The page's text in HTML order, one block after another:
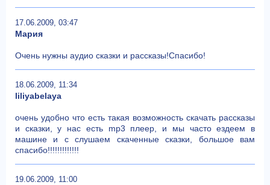
17.06.2009, 03:47
Мария
Очень нужны аудио сказки и рассказы!Спасибо!
18.06.2009, 11:34
liliyabelaya
очень удобно что есть такая возможность скачать рассказы
и сказки, у нас есть mp3 плеер, и мы часто ездеем в
машине и с слушаем скаченные сказки, большое вам
спасибо!!!!!!!!!!!!!
19.06.2009, 11:00